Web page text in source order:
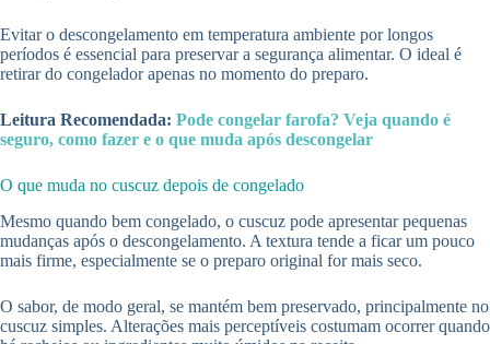
Evitar o descongelamento em temperatura ambiente por longos
períodos é essencial para preservar a segurança alimentar. O ideal é
retirar do congelador apenas no momento do preparo.
Leitura Recomendada: Pode congelar farofa? Veja quando é
seguro, como fazer e o que muda após descongelar
O que muda no cuscuz depois de congelado
Mesmo quando bem congelado, o cuscuz pode apresentar pequenas
mudanças após o descongelamento. A textura tende a ficar um pouco
mais firme, especialmente se o preparo original for mais seco.
O sabor, de modo geral, se mantém bem preservado, principalmente no
cuscuz simples. Alterações mais perceptíveis costumam ocorrer quando